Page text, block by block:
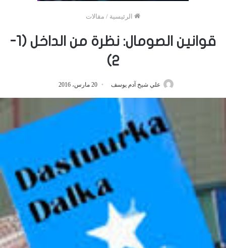
الرئيسية / مقالات
قوانين الصومال: نظرة من الداخل (1-
2)
علي شيخ آدم يوسف 20 مارس، 2016